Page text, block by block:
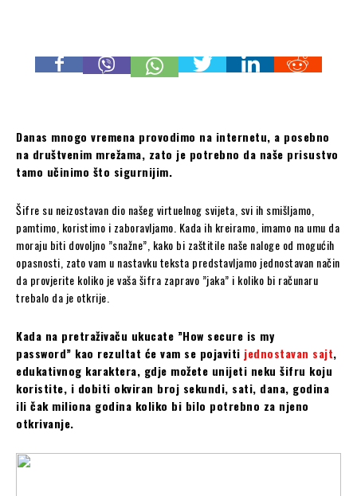
Danas mnogo vremena provodimo na internetu, a posebno
na društvenim mrežama, zato je potrebno da naše prisustvo
tamo učinimo što sigurnijim.
Šifre su neizostavan dio našeg virtuelnog svijeta, svi ih smišljamo,
pamtimo, koristimo i zaboravljamo. Kada ih kreiramo, imamo na umu da
moraju biti dovoljno ”snažne”, kako bi zaštitile naše naloge od mogućih
opasnosti, zato vam u nastavku teksta predstavljamo jednostavan način
da provjerite koliko je vaša šifra zapravo ”jaka” i koliko bi računaru
trebalo da je otkrije.
Kada na pretraživaču ukucate ”How secure is my
password” kao rezultat će vam se pojaviti jednostavan sajt,
edukativnog karaktera, gdje možete unijeti neku šifru koju
koristite, i dobiti okviran broj sekundi, sati, dana, godina
ili čak miliona godina koliko bi bilo potrebno za njeno
otkrivanje.